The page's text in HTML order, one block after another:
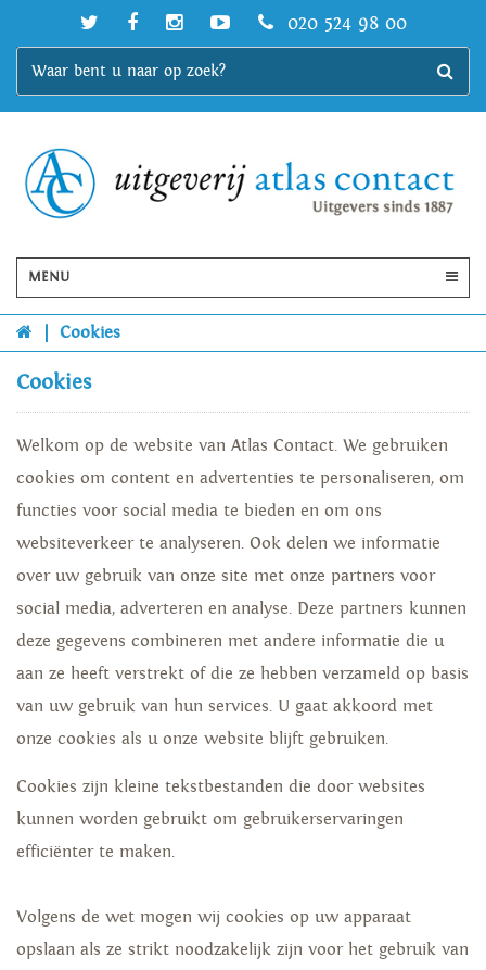
020 524 98 00
MENU
Cookies
Cookies
Welkom op de website van Atlas Contact. We gebruiken
cookies om content en advertenties te personaliseren, om
functies voor social media te bieden en om ons
websiteverkeer te analyseren. Ook delen we informatie
over uw gebruik van onze site met onze partners voor
social media, adverteren en analyse. Deze partners kunnen
deze gegevens combineren met andere informatie die u
aan ze heeft verstrekt of die ze hebben verzameld op basis
van uw gebruik van hun services. U gaat akkoord met
onze cookies als u onze website blijft gebruiken.
Cookies zijn kleine tekstbestanden die door websites
kunnen worden gebruikt om gebruikerservaringen
efficiënter te maken.
Volgens de wet mogen wij cookies op uw apparaat
opslaan als ze strikt noodzakelijk zijn voor het gebruik van